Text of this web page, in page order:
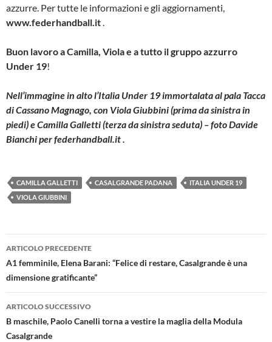
azzurre. Per tutte le informazioni e gli aggiornamenti,
www.federhandball.it.
Buon lavoro a Camilla, Viola e a tutto il gruppo azzurro
Under 19!
Nell’immagine in alto l’Italia Under 19 immortalata al pala Tacca
di Cassano Magnago, con Viola Giubbini (prima da sinistra in
piedi) e Camilla Galletti (terza da sinistra seduta) – foto Davide
Bianchi per federhandball.it .
CAMILLA GALLETTI CASALGRANDE PADANA
ITALIA UNDER 19
VIOLA GIUBBINI
Navigazione
articolo
ARTICOLO PRECEDENTE
A1 femminile, Elena Barani: “Felice di restare, Casalgrande è una
dimensione gratificante”
ARTICOLO SUCCESSIVO
B maschile, Paolo Canelli torna a vestire la maglia della Modula
Casalgrande